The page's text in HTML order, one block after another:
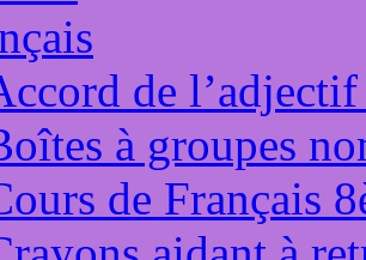
de
à groupes
de Français